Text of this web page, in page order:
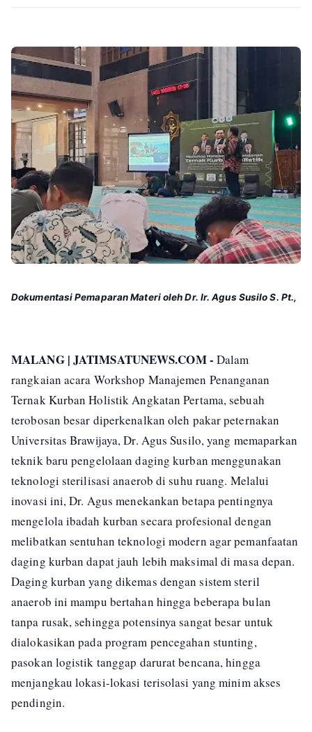
Dokumentasi Pemaparan Materi oleh Dr. Ir. Agus Susilo S. Pt.,
MALANG | JATIMSATUNEWS.COM - Dalam
rangkaian acara Workshop Manajemen Penanganan
Ternak Kurban Holistik Angkatan Pertama, sebuah
terobosan besar diperkenalkan oleh pakar peternakan
Universitas Brawijaya, Dr. Agus Susilo, yang memaparkan
teknik baru pengelolaan daging kurban menggunakan
teknologi sterilisasi anaerob di suhu ruang. Melalui
inovasi ini, Dr. Agus menekankan betapa pentingnya
mengelola ibadah kurban secara profesional dengan
melibatkan sentuhan teknologi modern agar pemanfaatan
daging kurban dapat jauh lebih maksimal di masa depan.
Daging kurban yang dikemas dengan sistem steril
anaerob ini mampu bertahan hingga beberapa bulan
tanpa rusak, sehingga potensinya sangat besar untuk
dialokasikan pada program pencegahan stunting,
pasokan logistik tanggap darurat bencana, hingga
menjangkau lokasi-lokasi terisolasi yang minim akses
pendingin.